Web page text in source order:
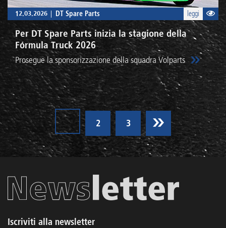
12.03.2026 DT Spare Parts leggi
Per DT Spare Parts inizia la stagione della
Fórmula Truck 2026
Prosegue la sponsorizzazione della squadra Volparts
2 3
Iscriviti alla newsletter